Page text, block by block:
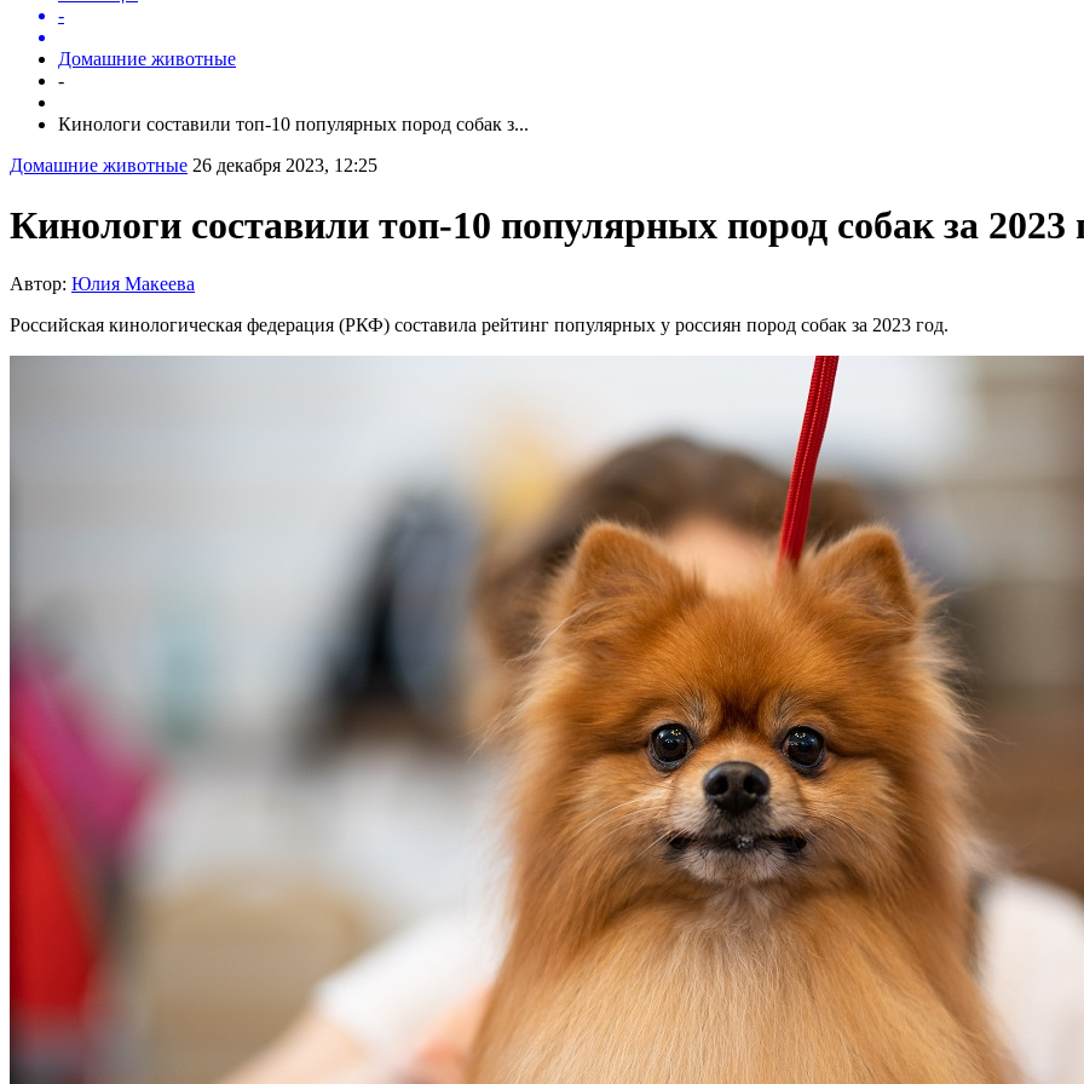
-
Домашние животные
-
Кинологи составили топ-10 популярных пород собак з...
Домашние животные 26 декабря 2023, 12:25
Кинологи составили топ-10 популярных пород собак за 2023
Автор: Юлия Макеева
Российская кинологическая федерация (РКФ) составила рейтинг популярных у россиян пород собак за 2023 год.